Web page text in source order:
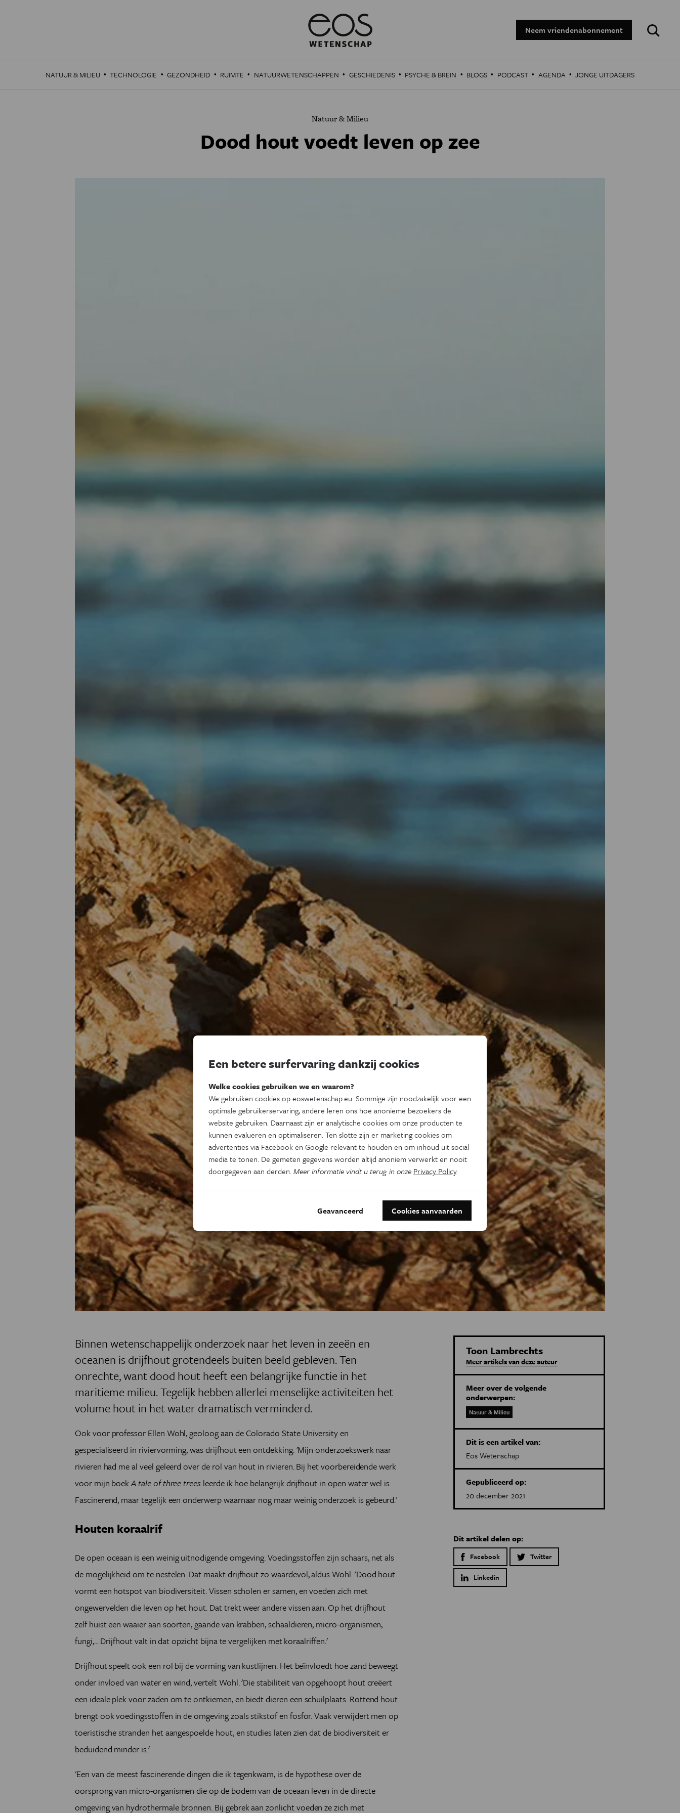
Neem vriendenabonnement
Zoeken:
NATUUR & MILIEU · TECHNOLOGIE · GEZONDHEID · RUIMTE · NATUURWETENSCHAPPEN · GESCHIEDENIS · PSYCHE & BREIN · BLOGS · PODCAST · AGENDA · JONGE UITDAGERS
Natuur & Milieu
Dood hout voedt leven op zee
Binnen wetenschappelijk onderzoek naar het leven in zeeën en
oceanen is drijfhout grotendeels buiten beeld gebleven. Ten
onrechte, want dood hout heeft een belangrijke functie in het
maritieme milieu. Tegelijk hebben allerlei menselijke activiteiten het
volume hout in het water dramatisch verminderd.
Ook voor professor Ellen Wohl, geoloog aan de Colorado State University en
gespecialiseerd in riviervorming, was drijfhout een ontdekking. 'Mijn onderzoekswerk naar
rivieren had me al veel geleerd over de rol van hout in rivieren. Bij het voorbereidende werk
voor mijn boekA tale of three trees leerde ik hoe belangrijk drijfhout in open water wel is.
Fascinerend, maar tegelijk een onderwerp waarnaar nog maar weinig onderzoek is gebeurd.'
Houten koraalrif
De open oceaan is een weinig uitnodigende omgeving. Voedingsstoffen zijn schaars, net als
de mogelijkheid om te nestelen. Dat maakt drijfhout zo waardevol, aldus Wohl. 'Dood hout
vormt een hotspot van biodiversiteit. Vissen scholen er samen, en voeden zich met
ongewervelden die leven op het hout. Dat trekt weer andere vissen aan. Op het drijfhout
zelf huist een waaier aan soorten, gaande van krabben, schaaldieren, micro-organismen,
fungi,... Drijfhout valt in dat opzicht bijna te vergelijken met koraalriffen.'
Drijfhout speelt ook een rol bij de vorming van kustlijnen. Het beïnvloedt hoe zand beweegt
onder invloed van water en wind, vertelt Wohl. 'Die stabiliteit van opgehoopt hout creëert
een ideale plek voor zaden om te ontkiemen, en biedt dieren een schuilplaats. Rottend hout
brengt ook voedingsstoffen in de omgeving zoals stikstof en fosfor. Vaak verwijdert men op
toeristische stranden het aangespoelde hout, en studies laten zien dat de biodiversiteit er
beduidend minder is.'
'Een van de meest fascinerende dingen die ik tegenkwam, is de hypothese over de
oorsprong van micro-organismen die op de bodem van de oceaan leven in de directe
omgeving van hydrothermale bronnen. Bij gebrek aan zonlicht voeden ze zich met
Toon Lambrechts
Meer artikels van deze auteur
Meer over de volgende
onderwerpen:
Natuur & Milieu
Dit is een artikel van:
Eos Wetenschap
Gepubliceerd op:
20 december 2021
Dit artikel delen op:
Facebook Twitter
Linkedin
Een betere surfervaring dankzij cookies
Welke cookies gebruiken we en waarom?
We gebruiken cookies op eoswetenschap.eu. Sommige zijn noodzakelijk voor een
optimale gebruikerservaring, andere leren ons hoe anonieme bezoekers de
website gebruiken. Daarnaast zijn er analytische cookies om onze producten te
kunnen evalueren en optimaliseren. Ten slotte zijn er marketing cookies om
advertenties via Facebook en Google relevant te houden en om inhoud uit social
media te tonen. De gemeten gegevens worden altijd anoniem verwerkt en nooit
doorgegeven aan derden.Meer informatie vindt u terug in onze Privacy Policy.
Geavanceerd Cookies aanvaarden